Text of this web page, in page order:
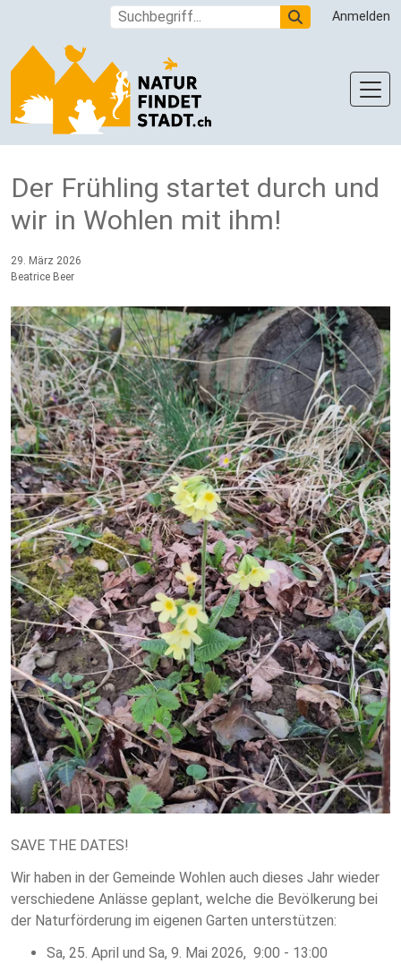
Suche Anmelden
Der Frühling startet durch und
wir in Wohlen mit ihm!
29. März 2026
Beatrice Beer
SAVE THE DATES!
Wir haben in der Gemeinde Wohlen auch dieses Jahr wieder
verschiedene Anlässe geplant, welche die Bevölkerung bei
der Naturförderung im eigenen Garten unterstützen:
Sa, 25. April und Sa, 9. Mai 2026, 9:00 - 13:00